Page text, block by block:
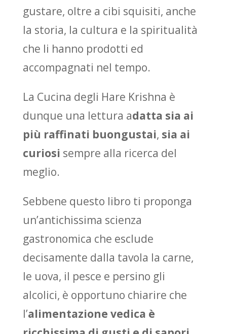
gustare, oltre a cibi squisiti, anche
la storia, la cultura e la spiritualità
che li hanno prodotti ed
accompagnati nel tempo.
La Cucina degli Hare Krishna è
dunque una lettura adatta sia ai
più raffinati buongustai, sia ai
curiosi sempre alla ricerca del
meglio.
Sebbene questo libro ti proponga
un’antichissima scienza
gastronomica che esclude
decisamente dalla tavola la carne,
le uova, il pesce e persino gli
alcolici, è opportuno chiarire che
l’alimentazione vedica è